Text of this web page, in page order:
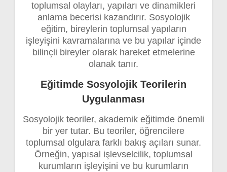
toplumsal olayları, yapıları ve dinamikleri
anlama becerisi kazandırır. Sosyolojik
eğitim, bireylerin toplumsal yapıların
işleyişini kavramalarına ve bu yapılar içinde
bilinçli bireyler olarak hareket etmelerine
olanak tanır.
Eğitimde Sosyolojik Teorilerin
Uygulanması
Sosyolojik teoriler, akademik eğitimde önemli
bir yer tutar. Bu teoriler, öğrencilere
toplumsal olgulara farklı bakış açıları sunar.
Örneğin, yapısal işlevselcilik, toplumsal
kurumların işleyişini ve bu kurumların